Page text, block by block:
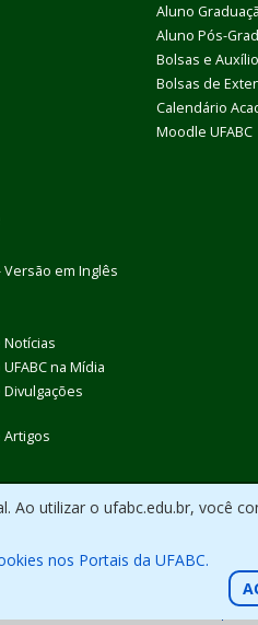
Ao utilizar o ufabc.edu.br, você
nos Portais da UFABC.
Aluno
Aluno Pós-
Bolsas e
Bolsas de
Calendário
Moodle UFABC
em Inglês
Notícias
na Mídia
Divulgações
Artigos